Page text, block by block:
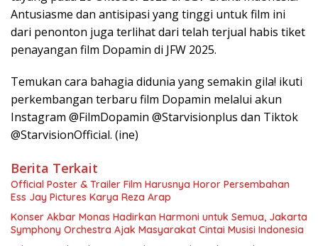
Antusiasme dan antisipasi yang tinggi untuk film ini
dari penonton juga terlihat dari telah terjual habis tiket
penayangan film Dopamin di JFW 2025.
Temukan cara bahagia didunia yang semakin gila! ikuti
perkembangan terbaru film Dopamin melalui akun
Instagram @FilmDopamin @Starvisionplus dan Tiktok
@StarvisionOfficial. (ine)
Berita Terkait
Official Poster & Trailer Film Harusnya Horor Persembahan
Ess Jay Pictures Karya Reza Arap
Konser Akbar Monas Hadirkan Harmoni untuk Semua, Jakarta
Symphony Orchestra Ajak Masyarakat Cintai Musisi Indonesia